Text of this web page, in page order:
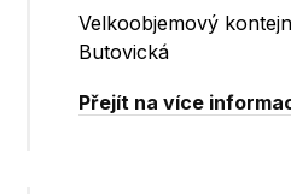
Velkoobjemový
Butovická
Přejít na více